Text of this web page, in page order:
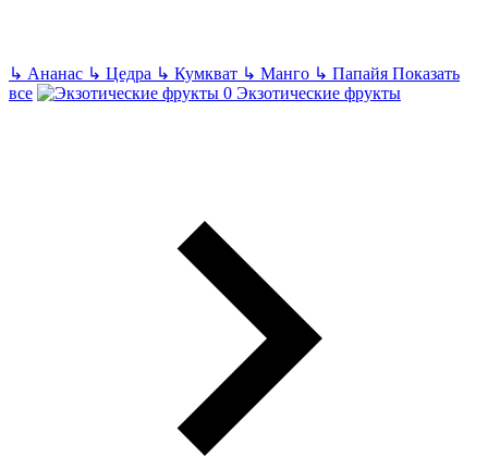
↳ Ананас ↳ Цедра ↳ Кумкват ↳ Манго ↳ Папайя Показать
все
Экзотические фрукты